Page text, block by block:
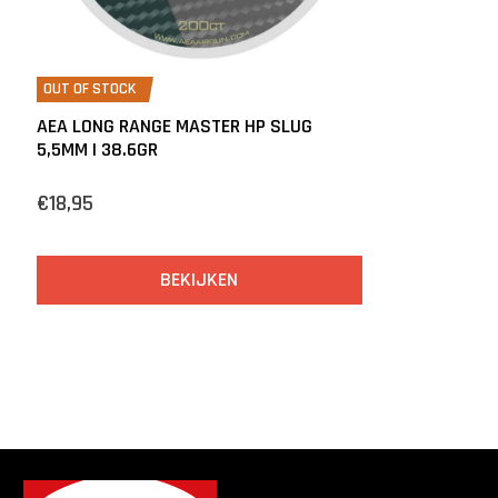
OUT OF STOCK
AEA LONG RANGE MASTER HP SLUG
5,5MM | 38.6GR
€18,95
BEKIJKEN